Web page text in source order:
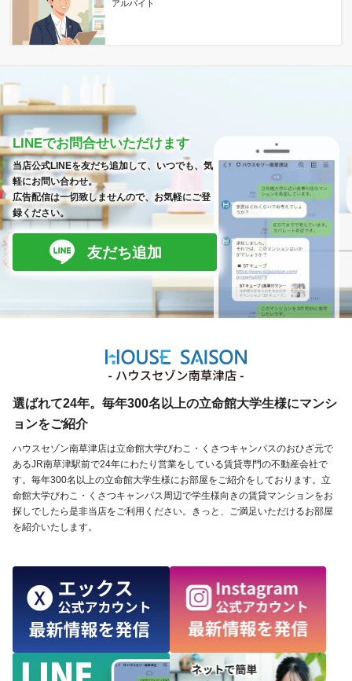
アルバイト
LINEでお問合せいただけます
当店公式LINEを友だち追加して、いつでも、気
軽にお問い合わせ。
広告配信は一切致しませんので、お気軽にご登
録ください。
友だち追加
選ばれて24年。毎年300名以上の立命館大学生様にマンシ
ョンをご紹介
ハウスセゾン南草津店は立命館大学びわこ・くさつキャンパスのおひざ元で
あるJR南草津駅前で24年にわたり営業をしている賃貸専門の不動産会社で
す。毎年300名以上の立命館大学生様にお部屋をご紹介をしております。立
命館大学びわこ・くさつキャンパス周辺で学生様向きの賃貸マンションをお
探しでしたら是非当店をご利用ください。きっと、ご満足いただけるお部屋
を紹介いたします。